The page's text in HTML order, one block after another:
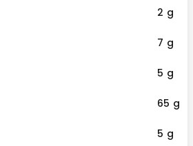
2 g
7 g
5 g
65 g
5 g